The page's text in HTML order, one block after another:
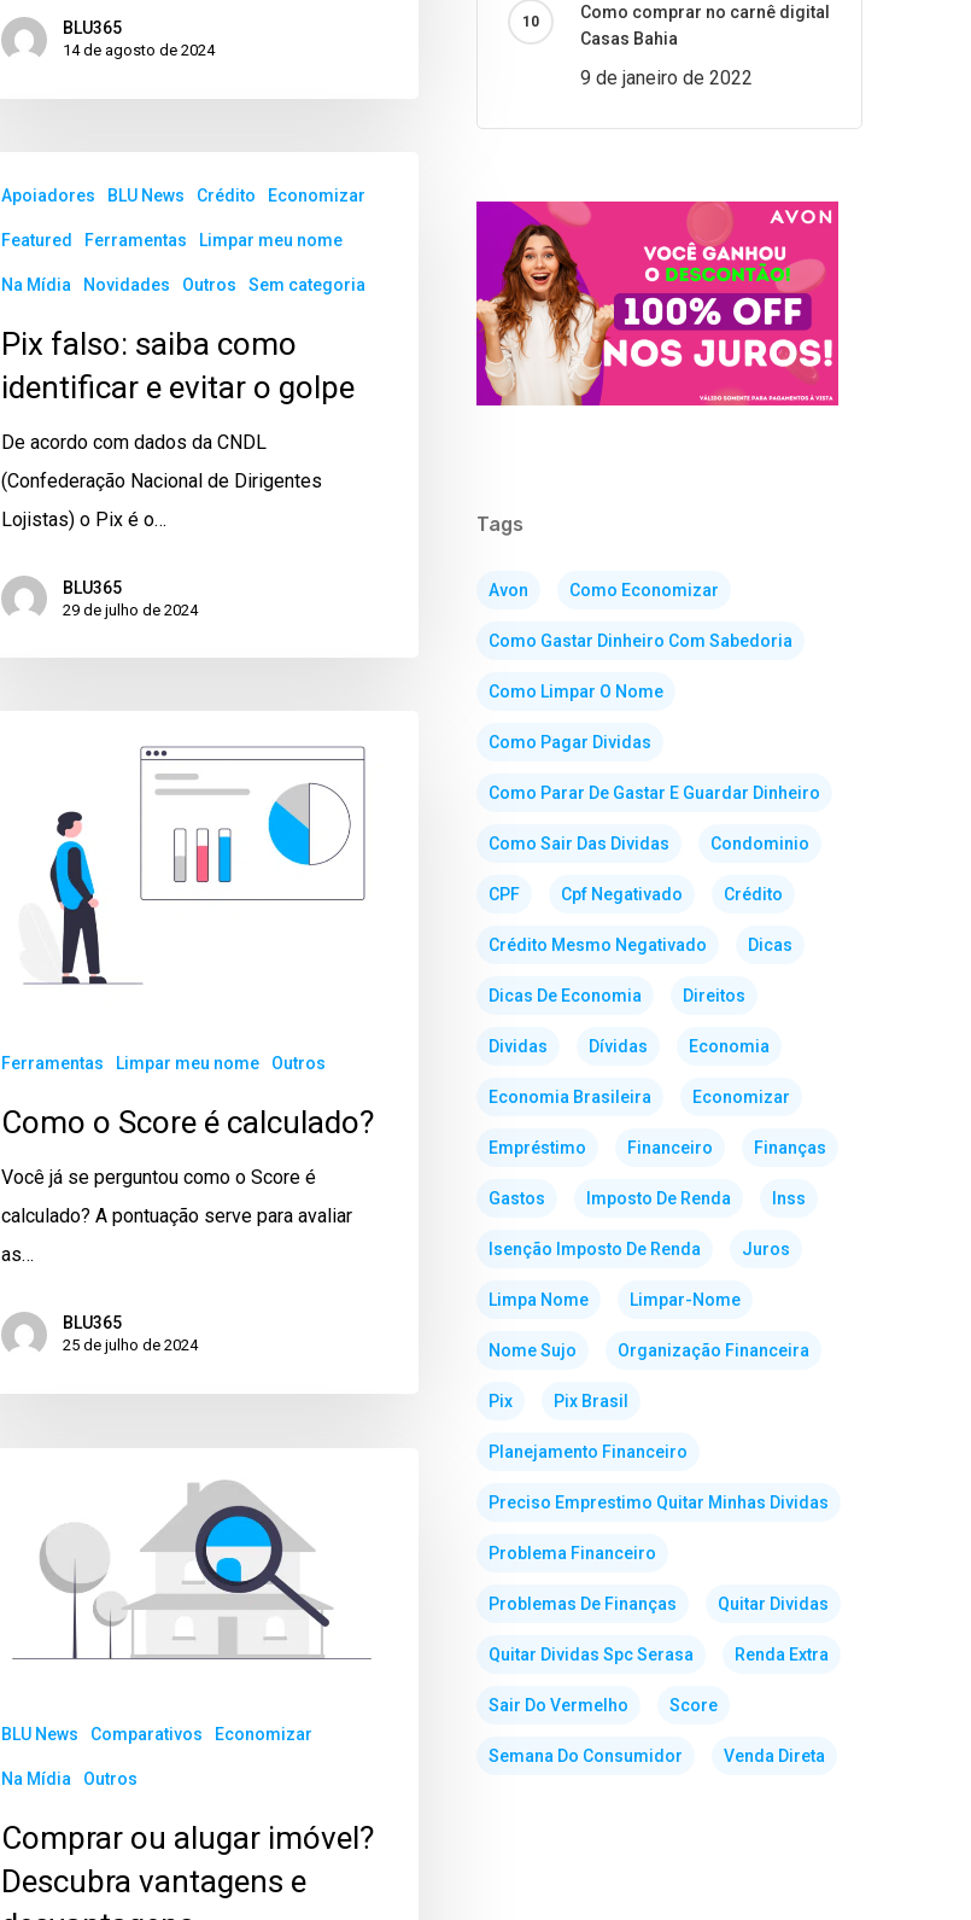
BLU365
14 de agosto de 2024
Apoiadores BLU News Crédito Economizar
Featured Ferramentas Limpar meu nome
Na Mídia Novidades Outros Sem categoria
Pix falso: saiba como
identificar e evitar o golpe
De acordo com dados da CNDL
(Confederação Nacional de Dirigentes
Lojistas) o Pix é o…
BLU365
29 de julho de 2024
Ferramentas Limpar meu nome Outros
Como o Score é calculado?
Você já se perguntou como o Score é
calculado? A pontuação serve para avaliar
as…
BLU365
25 de julho de 2024
BLU News Comparativos Economizar
Na Mídia Outros
Comprar ou alugar imóvel?
Descubra vantagens e
Como comprar no carnê digital
Casas Bahia
9 de janeiro de 2022
Tags
Avon Como Economizar
Como Gastar Dinheiro Com Sabedoria
Como Limpar O Nome
Como Pagar Dividas
Como Parar De Gastar E Guardar Dinheiro
Como Sair Das Dividas Condominio
CPF Cpf Negativado Crédito
Crédito Mesmo Negativado Dicas
Dicas De Economia Direitos
Dividas Dívidas Economia
Economia Brasileira Economizar
Empréstimo Financeiro Finanças
Gastos Imposto De Renda Inss
Isenção Imposto De Renda Juros
Limpa Nome Limpar-Nome
Nome Sujo Organização Financeira
Pix Pix Brasil
Planejamento Financeiro
Preciso Emprestimo Quitar Minhas Dividas
Problema Financeiro
Problemas De Finanças Quitar Dividas
Quitar Dividas Spc Serasa Renda Extra
Sair Do Vermelho Score
Semana Do Consumidor Venda Direta